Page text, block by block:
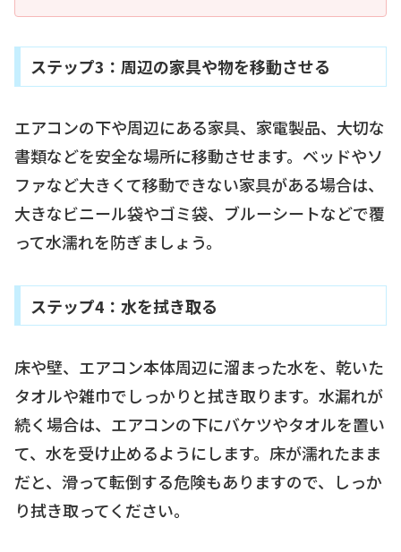
ステップ3：周辺の家具や物を移動させる
エアコンの下や周辺にある家具、家電製品、大切な
書類などを安全な場所に移動させます。ベッドやソ
ファなど大きくて移動できない家具がある場合は、
大きなビニール袋やゴミ袋、ブルーシートなどで覆
って水濡れを防ぎましょう。
ステップ4：水を拭き取る
床や壁、エアコン本体周辺に溜まった水を、乾いた
タオルや雑巾でしっかりと拭き取ります。水漏れが
続く場合は、エアコンの下にバケツやタオルを置い
て、水を受け止めるようにします。床が濡れたまま
だと、滑って転倒する危険もありますので、しっか
り拭き取ってください。